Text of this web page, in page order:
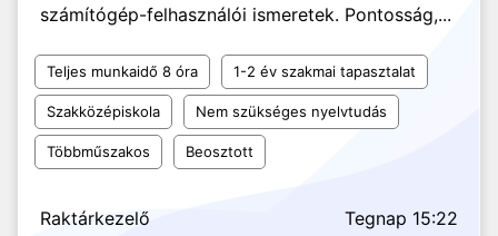
számítógép-felhasználói ismeretek. Pontosság,...
Teljes munkaidő 8 óra 1-2 év szakmai tapasztalat
Szakközépiskola Nem szükséges nyelvtudás
Többműszakos Beosztott
Raktárkezelő Tegnap 15:22